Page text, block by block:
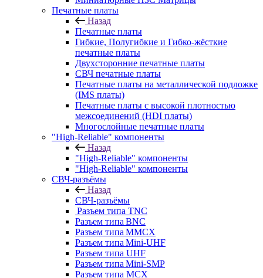
Печатные платы
Назад
Печатные платы
Гибкие, Полугибкие и Гибко-жёсткие
печатные платы
Двухсторонние печатные платы
СВЧ печатные платы
Печатные платы на металлической подложке
(IMS платы)
Печатные платы с высокой плотностью
межсоединений (HDI платы)
Многослойные печатные платы
"High-Reliable" компоненты
Назад
"High-Reliable" компоненты
"High-Reliable" компоненты
СВЧ-разъёмы
Назад
СВЧ-разъёмы
Разъем типа TNC
Разъем типа BNC
Разъем типа MMCX
Разъем типа Mini-UHF
Разъем типа UHF
Разъем типа Mini-SMP
Разъем типа MCX